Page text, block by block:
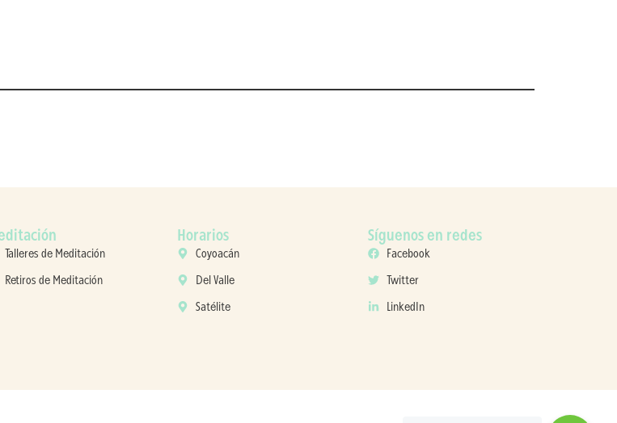
Talleres de Meditación
Retiros de Meditación
Horarios
Coyoacán
Del Valle
Satélite
Síguenos en redes
Facebook
Twitter
LinkedIn